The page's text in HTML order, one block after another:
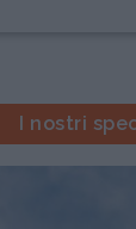
I nostri